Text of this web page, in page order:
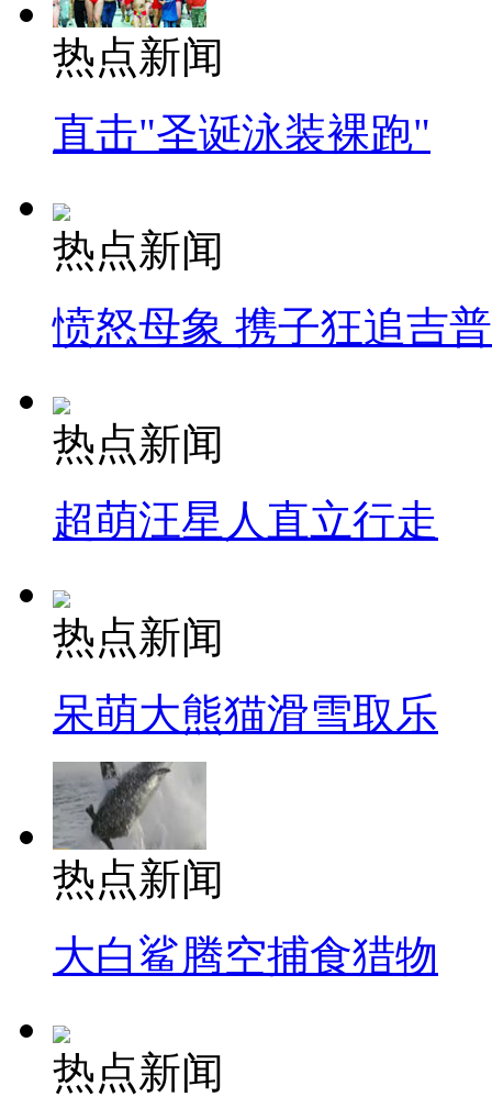
热点新闻
直击"圣诞泳装裸跑"
热点新闻
愤怒母象 携子狂追吉
热点新闻
超萌汪星人直立行走
热点新闻
呆萌大熊猫滑雪取乐
热点新闻
大白鲨腾空捕食猎物
热点新闻